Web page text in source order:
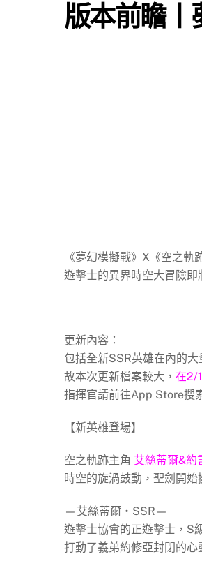
版本前瞻丨
《夢幻模擬戰》X《空之軌
遊擊士的異界時空大冒險即
更新內容：
包括全新SSR英雄在內的大
故本次更新檔案較大， 在2/
指揮官請前往App Store搜
【新英雄登場】
空之軌跡主角 艾絲蒂爾&約
時空的旋渦鼓動，聖劍開
—艾絲蒂爾‧SSR—
遊擊士協會的正遊擊士，S
打動了義弟約修亞封閉的心